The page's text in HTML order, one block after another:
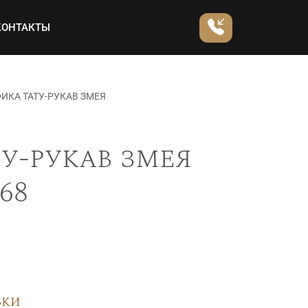
ТАТУ-РУКАВ ЗМЕЯ
рукав змея